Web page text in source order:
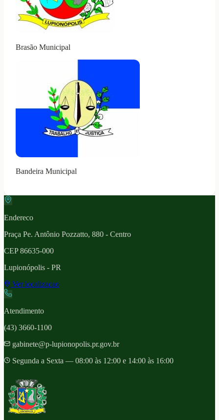
Brasão Municipal
Bandeira Municipal
Endereco
Praça Pe. Antônio Pozzatto, 880 - Centro
CEP86635-000
Lupionópolis - PR
Ver localizacao
Atendimento
(43) 3660-1100
gabinete@p-lupionopolis.pr.gov.br
Segunda a Sexta — 08:00 às 12:00 e 14:00 às 16:00